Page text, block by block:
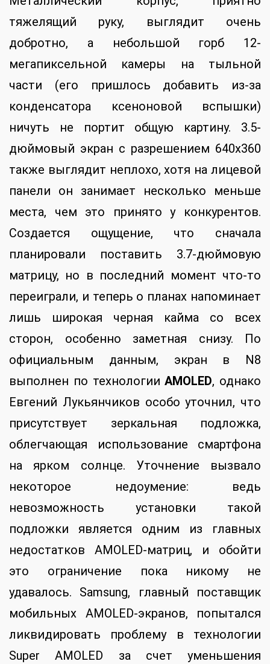
тяжелящий руку, выглядит очень
добротно, а небольшой горб 12-
мегапиксельной камеры на тыльной
части (его пришлось добавить из-за
конденсатора ксеноновой вспышки)
ничуть не портит общую картину. 3.5-
дюймовый экран с разрешением 640х360
также выглядит неплохо, хотя на лицевой
панели он занимает несколько меньше
места, чем это принято у конкурентов.
Создается ощущение, что сначала
планировали поставить 3.7-дюймовую
матрицу, но в последний момент что-то
переиграли, и теперь о планах напоминает
лишь широкая черная кайма со всех
сторон, особенно заметная снизу. По
официальным данным, экран в N8
выполнен по технологииAMOLED, однако
Евгений Лукьянчиков особо уточнил, что
присутствует зеркальная подложка,
облегчающая использование смартфона
на ярком солнце. Уточнение вызвало
некоторое недоумение: ведь
невозможность установки такой
подложки является одним из главных
недостатков AMOLED-матриц, и обойти
это ограничение пока никому не
удавалось. Samsung, главный поставщик
мобильных AMOLED-экранов, попытался
ликвидировать проблему в технологии
Super AMOLED за счет уменьшения